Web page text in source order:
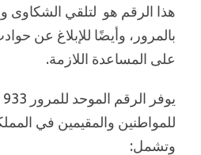
هذا الرقم هو لتلقي الشكاوى
بالمرور، وأيضًا للإبلاغ عن
على المساعدة اللازمة.
للمواطنين والمقيمين في
وتشمل: